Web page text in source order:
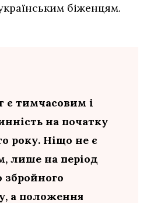
біженцям.
є тимчасовим і
на початку
року. Ніщо не є
лише на період
збройного
а положення